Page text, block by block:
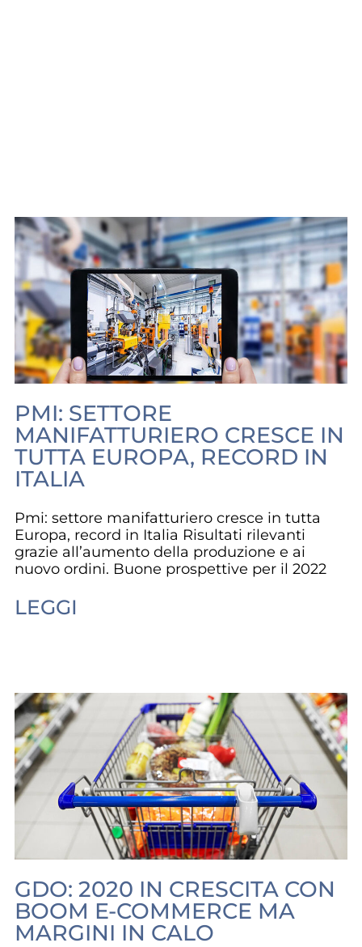
PMI: SETTORE
MANIFATTURIERO CRESCE IN
TUTTA EUROPA, RECORD IN
ITALIA
Pmi: settore manifatturiero cresce in tutta
Europa, record in Italia Risultati rilevanti
grazie all’aumento della produzione e ai
nuovo ordini. Buone prospettive per il 2022
LEGGI
GDO: 2020 IN CRESCITA CON
BOOM E-COMMERCE MA
MARGINI IN CALO